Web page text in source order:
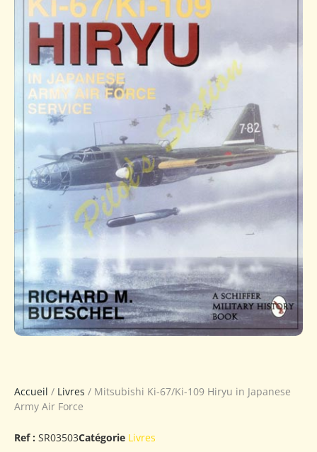
Accueil / Livres / Mitsubishi Ki-67/Ki-109 Hiryu in Japanese
Army Air Force
Ref : SR03503Catégorie Livres